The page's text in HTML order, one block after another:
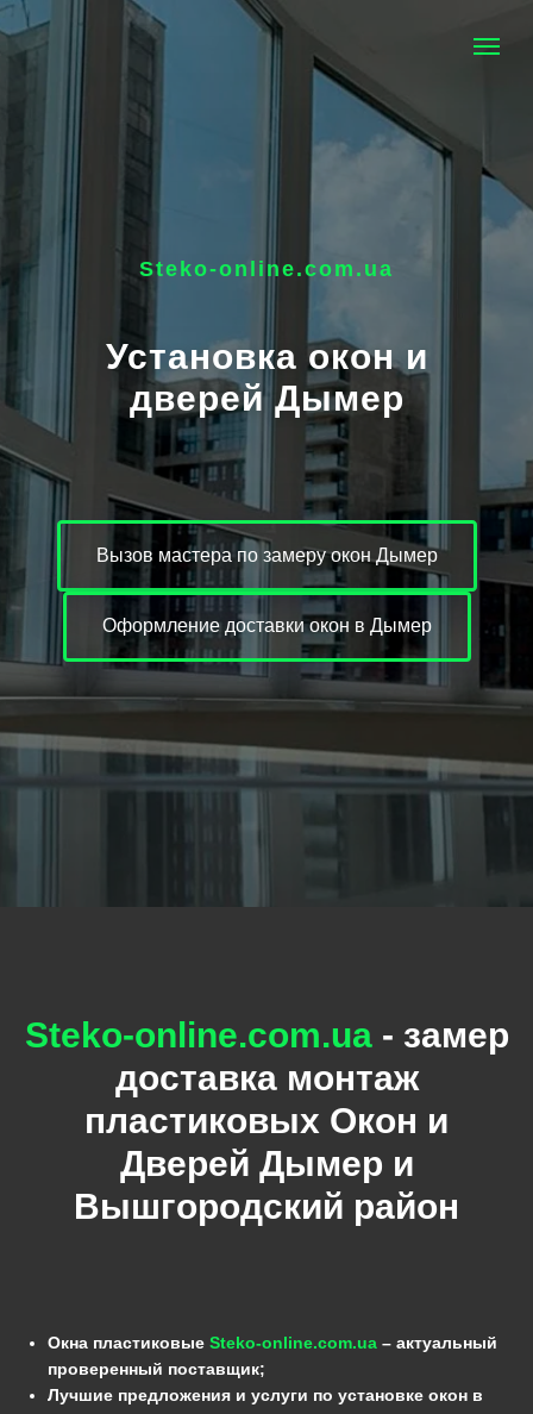
Steko-online.com.ua
Установка окон и
дверей Дымер
Вызов мастера по замеру окон Дымер
Оформление доставки окон в Дымер
Steko-online.com.ua- замер
доставка монтаж
пластиковых Окон и
Дверей Дымер и
Вышгородский район
Окна пластиковые Steko-online.com.ua – актуальный
проверенный поставщик;
Лучшие предложения и услуги по установке окон в